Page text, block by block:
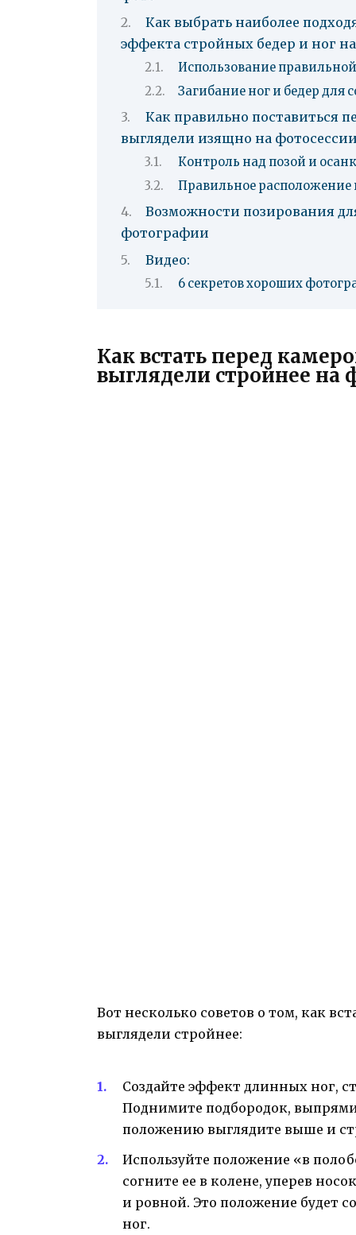
Как выбрать наиболее
эффекта стройных бедер и ног
Использование
Загибание ног и бедер для
Как правильно поставиться
выглядели изящно на
Контроль над позой и
Правильное расположение
Возможности позирования
фотографии
Видео:
6 секретов хороших
Как встать перед
выглядели стройнее на
Вот несколько советов о том, как
выглядели стройнее:
Создайте эффект длинных ног,
Поднимите подбородок,
положению выглядите выше и
Используйте положение «в
согните ее в колене, уперев
и ровной. Это положение будет
ног.